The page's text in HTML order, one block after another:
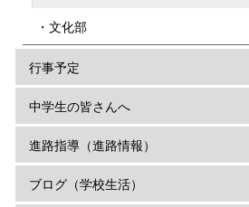
・文化部
行事予定
中学生の皆さんへ
進路指導（進路情報）
ブログ（学校生活）